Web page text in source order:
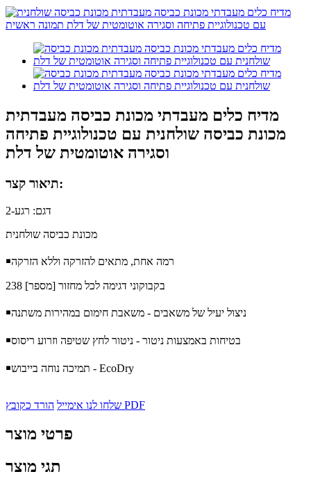
מדיח כלים מעבדתי מכונת כביסה מעבדתית
מכונת כביסה שולחנית עם טכנולוגיית פתיחה
וסגירה אוטומטית של דלת
תיאור קצר:
דגם: רגע-2
מכונת כביסה שולחנית
￭רמה אחת, מתאים להזרקה וללא הזרקה
בקבוקוני דגימה לכל מחזור [מספר] 238
￭ניצול יעיל של משאבים - משאבת חימום במהירות משתנה
￭בטיחות באמצעות ניטור - ניטור לחץ שטיפה וזרוע ריסוס
￭ תמיכה נוחה בייבוש - EcoDry
שלחו לנו אימייל הורד כקובץ PDF
פרטי מוצר
תגי מוצר